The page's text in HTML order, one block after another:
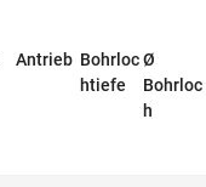
Antrieb Bohrloc
htiefe
Ø
Bohrloc
h